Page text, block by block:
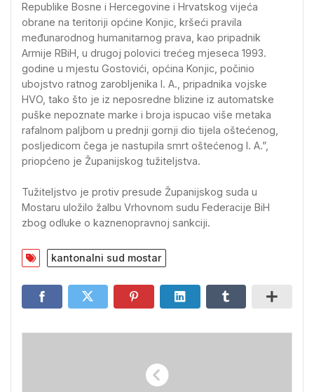
Republike Bosne i Hercegovine i Hrvatskog vijeća
obrane na teritoriji općine Konjic, kršeći pravila
međunarodnog humanitarnog prava, kao pripadnik
Armije RBiH, u drugoj polovici trećeg mjeseca 1993.
godine u mjestu Gostovići, općina Konjic, počinio
ubojstvo ratnog zarobljenika I. A., pripadnika vojske
HVO, tako što je iz neposredne blizine iz automatske
puške nepoznate marke i broja ispucao više metaka
rafalnom paljbom u prednji gornji dio tijela oštećenog,
posljedicom čega je nastupila smrt oštećenog I. A.”,
priopćeno je Županijskog tužiteljstva.
Tužiteljstvo je protiv presude Županijskog suda u
Mostaru uložilo žalbu Vrhovnom sudu Federacije BiH
zbog odluke o kaznenopravnoj sankciji.
kantonalni sud mostar